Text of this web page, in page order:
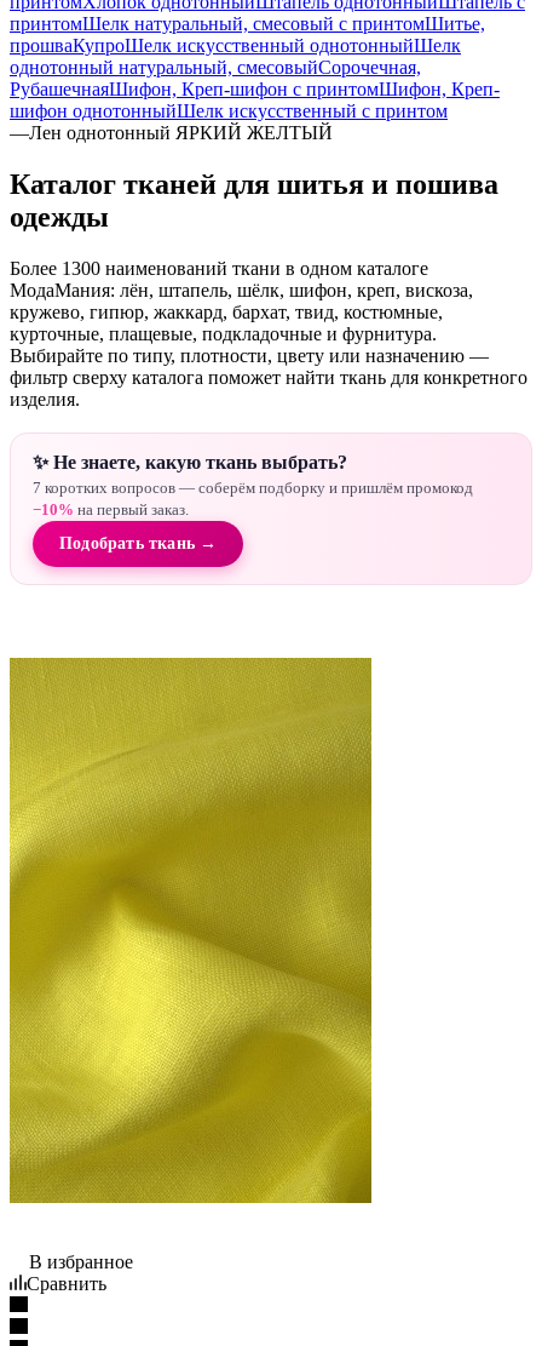
принтомШелк натуральный, смесовый с принтомШитье,
прошваКупроШелк искусственный однотонныйШелк
однотонный натуральный, смесовыйСорочечная,
РубашечнаяШифон, Креп-шифон с принтомШифон, Креп-
шифон однотонныйШелк искусственный с принтом
—Лен однотонный ЯРКИЙ ЖЕЛТЫЙ
Каталог тканей для шитья и пошива
одежды
Более 1300 наименований ткани в одном каталоге
МодаМания: лён, штапель, шёлк, шифон, креп, вискоза,
кружево, гипюр, жаккард, бархат, твид, костюмные,
курточные, плащевые, подкладочные и фурнитура.
Выбирайте по типу, плотности, цвету или назначению —
фильтр сверху каталога поможет найти ткань для конкретного
изделия.
✨ Не знаете, какую ткань выбрать?
7 коротких вопросов — соберём подборку и пришлём промокод
−10% на первый заказ.
Подобрать ткань →
В избранное
Сравнить